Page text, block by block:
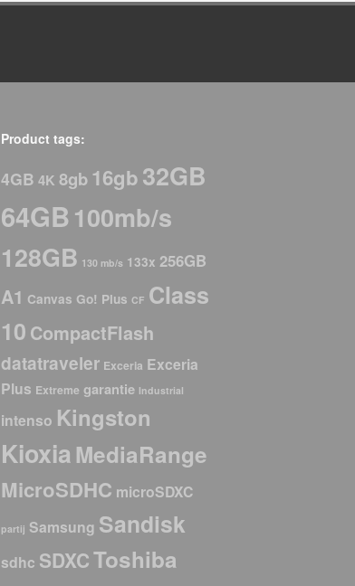
Product tags:
4GB 4K 8gb16gb32GB
64GB100mb/s
128GB 130 mb/s 133x 256GB
A1 Canvas Go! Plus CF Class
10 CompactFlash
datatraveler Exceria Exceria
Plus Extreme garantie Industrial
intenso Kingston
Kioxia MediaRange
MicroSDHC microSDXC
partij Samsung Sandisk
sdhc SDXCToshiba